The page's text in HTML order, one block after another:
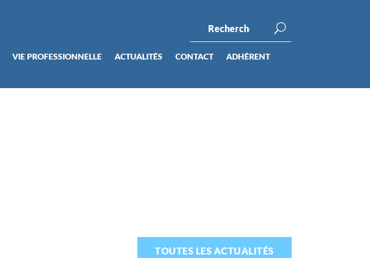
VIE PROFESSIONNELLE ACTUALITÉS CONTACT ADHÉRENT
TOUTES LES ACTUALITÉS